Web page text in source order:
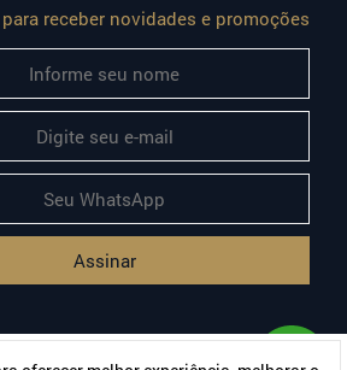
receber novidades e promoções
Assinar